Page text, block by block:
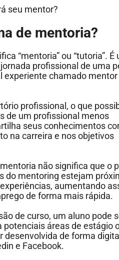
seu mentor?
de mentoria?
“mentoria” ou “tutoria”. É
profissional de uma
chamado mentor
profissional, o que
de um profissional menos
seus conhecimentos
na carreira e nos objetivos
não significa que o
do mentoring estejam
aumentando
de forma mais rápida.
de curso, um aluno pode
áreas de estágio
desenvolvida de forma
e Facebook.